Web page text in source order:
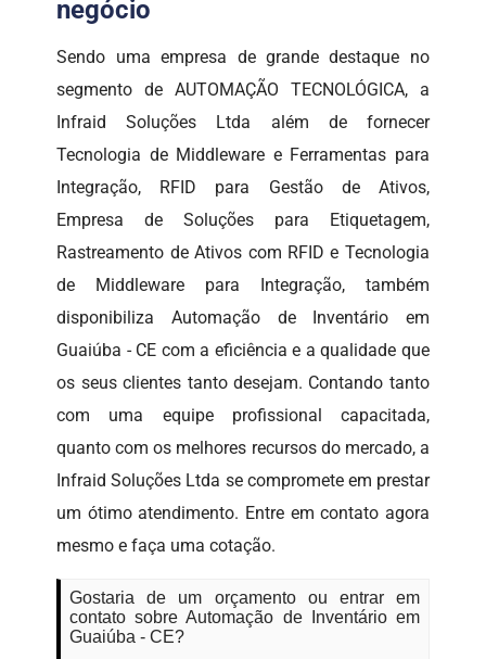
negócio
Sendo uma empresa de grande destaque no
segmento de AUTOMAÇÃO TECNOLÓGICA, a
Infraid Soluções Ltda além de fornecer
Tecnologia de Middleware e Ferramentas para
Integração, RFID para Gestão de Ativos,
Empresa de Soluções para Etiquetagem,
Rastreamento de Ativos com RFID e Tecnologia
de Middleware para Integração, também
disponibiliza Automação de Inventário em
Guaiúba - CE com a eficiência e a qualidade que
os seus clientes tanto desejam. Contando tanto
com uma equipe profissional capacitada,
quanto com os melhores recursos do mercado, a
Infraid Soluções Ltda se compromete em prestar
um ótimo atendimento. Entre em contato agora
mesmo e faça uma cotação.
Gostaria de um orçamento ou entrar em
contato sobre Automação de Inventário em
Guaiúba - CE?